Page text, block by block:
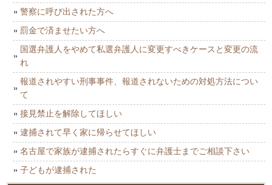
警察に呼び出された方へ
罰金で済ませたい方へ
国選弁護人をやめて私選弁護人に変更すべきケースと変更の流
れ
報道されやすい刑事事件、報道されないための対処方法につい
て
接見禁止を解除してほしい
逮捕されて早く家に帰らせてほしい
名古屋で家族が逮捕されたらすぐに弁護士までご相談下さい
子どもが逮捕された